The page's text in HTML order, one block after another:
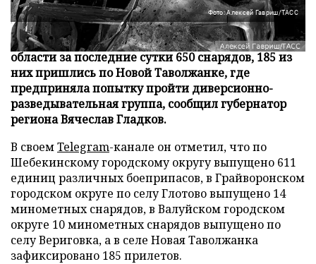
Фото: Алексей Гавриш/ТАСС
Украинские военные выпустили по Белгородской
области за последние сутки 650 снарядов, 185 из
них пришлись по Новой Таволжанке, где
предприняла попытку пройти диверсионно-
разведывательная группа, сообщил губернатор
региона Вячеслав Гладков.
В своемTelegram-канале он отметил, что по
Шебекинскому городскому округу выпущено 611
единиц различных боеприпасов, в Грайворонском
городском округе по селу Глотово выпущено 14
минометных снарядов, в Валуйском городском
округе 10 минометных снарядов выпущено по
селу Вериговка, а в селе Новая Таволжанка
зафиксировано 185 прилетов.